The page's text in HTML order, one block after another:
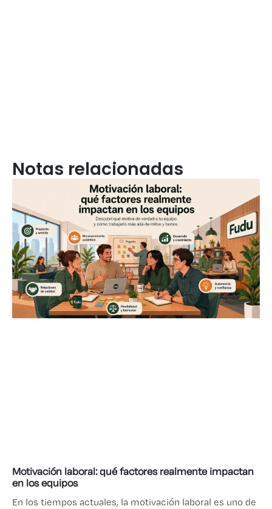
Notas relacionadas
Motivación laboral: qué factores realmente impactan
en los equipos
En los tiempos actuales, la motivación laboral es uno de